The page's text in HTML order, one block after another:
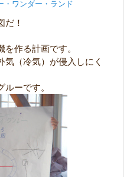
・ワンダー・ランド
だ！
作る計画です。
（冷気）が侵入しにく
ーです。